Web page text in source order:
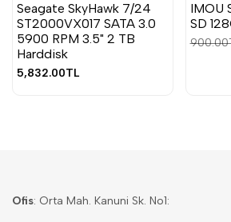
Seagate SkyHawk 7/24
ST2000VX017 SATA 3.0
5900 RPM 3.5" 2 TB
Harddisk
İndirimli
5,832.00TL
IMOU
SD
Normal
Ofis: Orta Mah. Kanuni Sk. No1: